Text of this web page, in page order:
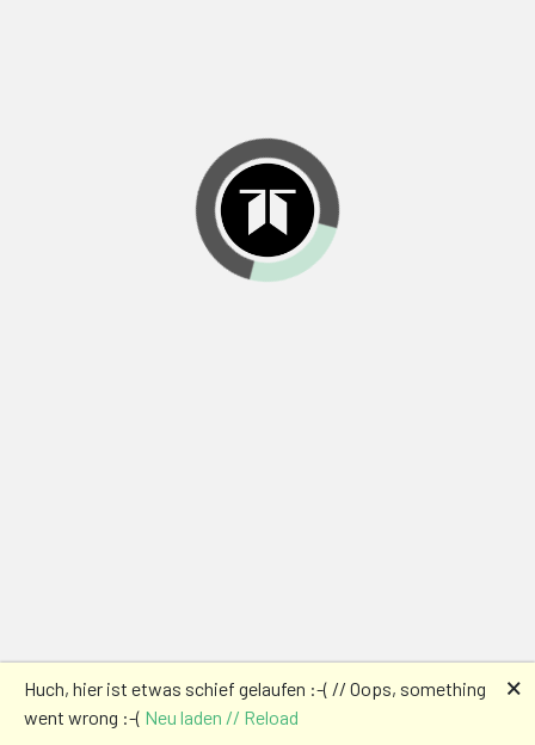
Huch, hier ist etwas schief gelaufen :-( // Oops, something
went wrong :-( Neu laden // Reload
🗙